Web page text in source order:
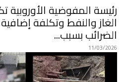
رئيسة المفوضية الأوروبية
الغاز والنفط وتكلفة
الضرائب بسبب...
11/03/2026